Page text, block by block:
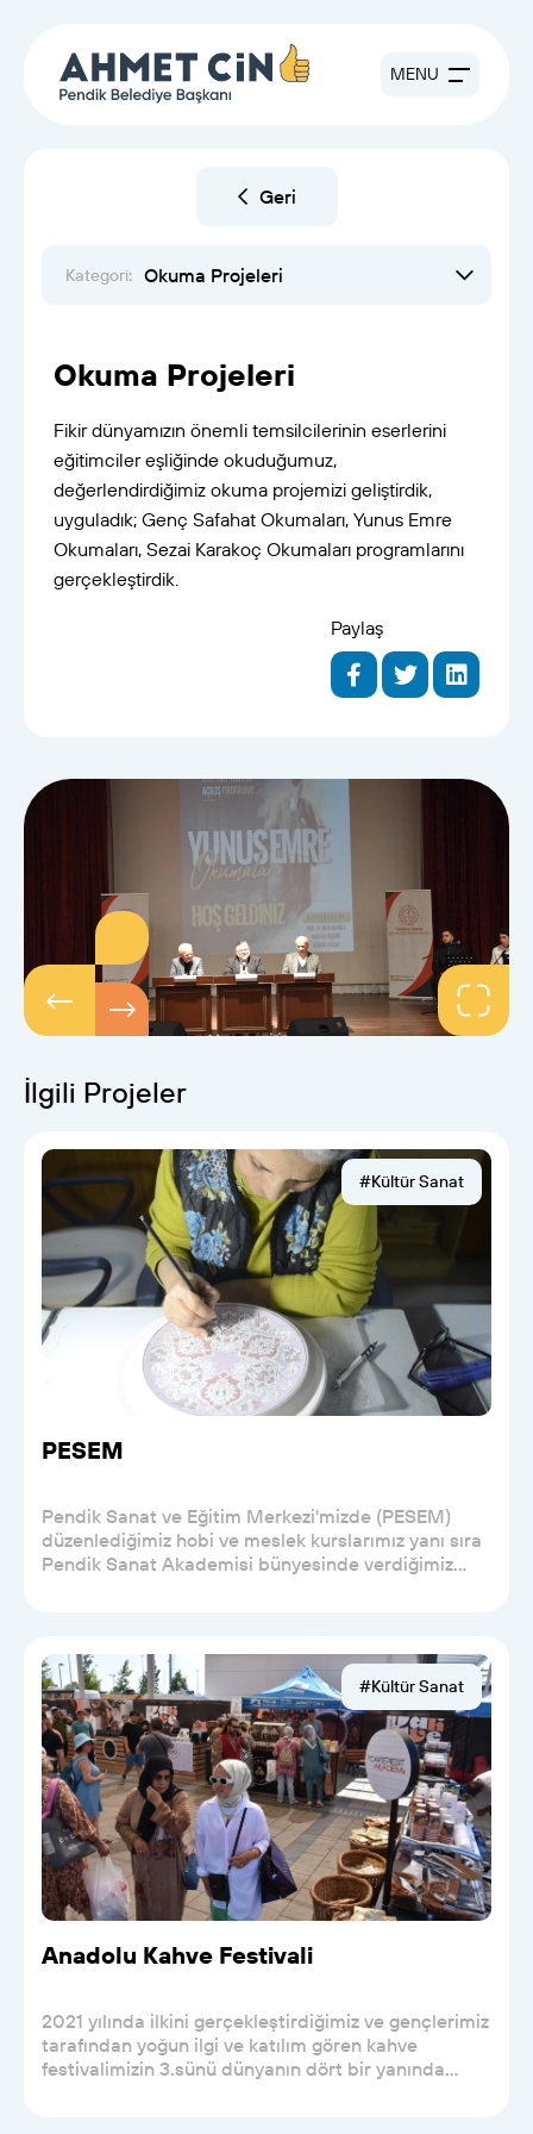
MENU
Geri
Kategori: Okuma Projeleri
Okuma Projeleri
Fikir dünyamızın önemli temsilcilerinin eserlerini
eğitimciler eşliğinde okuduğumuz,
değerlendirdiğimiz okuma projemizi geliştirdik,
uyguladık; Genç Safahat Okumaları, Yunus Emre
Okumaları, Sezai Karakoç Okumaları programlarını
gerçekleştirdik.
Paylaş
İlgili Projeler
#Kültür Sanat
PESEM
Pendik Sanat ve Eğitim Merkezi'mizde (PESEM)
düzenlediğimiz hobi ve meslek kurslarımız yanı sıra
Pendik Sanat Akademisi bünyesinde verdiğimiz
#Kültür Sanat
Anadolu Kahve Festivali
2021 yılında ilkini gerçekleştirdiğimiz ve gençlerimiz
tarafından yoğun ilgi ve katılım gören kahve
festivalimizin 3.sünü dünyanın dört bir yanında...